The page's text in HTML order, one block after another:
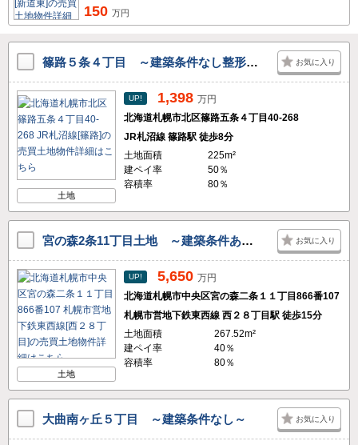
150 万円
篠路５条４丁目 ～建築条件なし整形地～ お気に入り
土地
UP! 1,398 万円
北海道札幌市北区篠路五条４丁目40-268
JR札沼線 篠路駅 徒歩8分
土地面積
225m²
建ペイ率
50％
容積率
80％
宮の森2条11丁目土地 ～建築条件ありません～ お気に入り
土地
UP! 5,650 万円
北海道札幌市中央区宮の森二条１１丁目866番107
札幌市営地下鉄東西線 西２８丁目駅 徒歩15分
土地面積
267.52m²
建ペイ率
40％
容積率
80％
大曲南ヶ丘５丁目 ～建築条件なし～ お気に入り